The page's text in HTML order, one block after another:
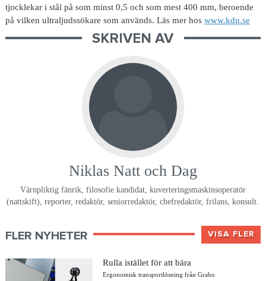
tjocklekar i stål på som minst 0,5 och som mest 400 mm, beroende
på vilken ultraljudssökare som används. Läs mer hos www.kdn.se
SKRIVEN AV
Niklas Natt och Dag
Värnpliktig fänrik, filosofie kandidat, kuverteringsmaskinsoperatör
(nattskift), reporter, redaktör, seniorredaktör, chefredaktör, frilans, konsult.
FLER NYHETER VISA FLER
Rulla istället för att bära
Ergonomisk transportlösning från Grabo